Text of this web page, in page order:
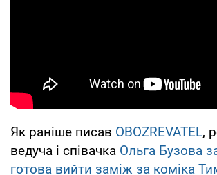
Як раніше писав OBOZREVATEL,
ведуча і співачка Ольга Бузова
готова вийти заміж за коміка